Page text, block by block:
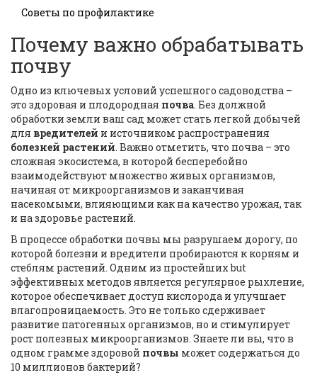
Советы по профилактике
Почему важно обрабатывать
почву
Одно из ключевых условий успешного садоводства –
это здоровая и плодородная почва. Без должной
обработки земли ваш сад может стать легкой добычей
для вредителей и источником распространения
болезней растений. Важно отметить, что почва – это
сложная экосистема, в которой бесперебойно
взаимодействуют множество живых организмов,
начиная от микроорганизмов и заканчивая
насекомыми, влияющими как на качество урожая, так
и на здоровье растений.
В процессе обработки почвы мы разрушаем дорогу, по
которой болезни и вредители пробираются к корням и
стеблям растений. Одним из простейших but
эффективных методов является регулярное рыхление,
которое обеспечивает доступ кислорода и улучшает
влагопроницаемость. Это не только сдерживает
развитие патогенных организмов, но и стимулирует
рост полезных микроорганизмов. Знаете ли вы, что в
одном грамме здоровой почвы может содержаться до
10 миллионов бактерий?